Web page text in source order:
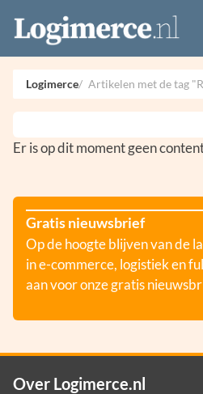
Vacatures
Events
Adverteren
Partners
Logimerce Artikelen met de tag
Er is op dit moment geen
Gratis nieuwsbrief
Op de hoogte blijven van de
in e-commerce, logistiek en
aan voor onze gratis
Over Logimerce.nl